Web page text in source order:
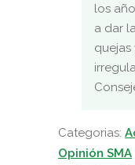
los
a dar
quejas
Categorias:
Opinión SMA